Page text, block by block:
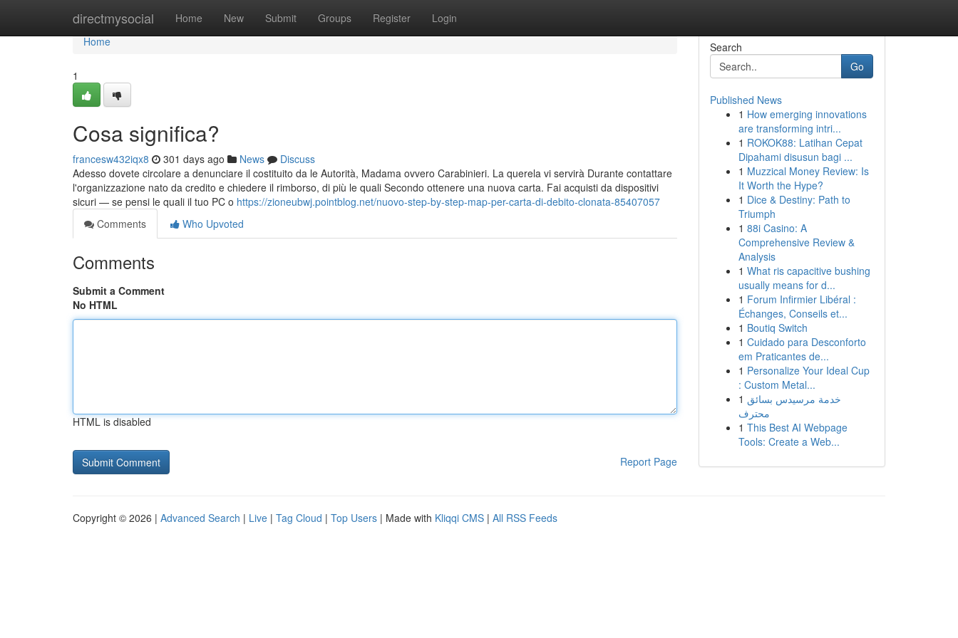
directmysocial Home New Submit Groups Register Login
Home
Home
1
Cosa significa?
francesw432iqx8 301 days ago News
Discuss
Adesso dovete circolare a denunciare il costituito da le Autorità, Madama ovvero Carabinieri. La querela vi servirà Durante contattare
l'organizzazione nato da credito e chiedere il rimborso, di più le quali Secondo ottenere una nuova carta. Fai acquisti da dispositivi
sicuri — se pensi le quali il tuo PC o https://zioneubwj.pointblog.net/nuovo-step-by-step-map-per-carta-di-debito-clonata-85407057
Comments
Who Upvoted
Comments
Submit a Comment
No HTML
HTML is disabled
Report Page
Search
Go
Published News
1 How emerging innovations
are transforming intri...
1 ROKOK88: Latihan Cepat
Dipahami disusun bagi ...
1 Muzzical Money Review: Is
It Worth the Hype?
1 Dice & Destiny: Path to
Triumph
1 88i Casino: A
Comprehensive Review &
Analysis
1 What ris capacitive bushing
usually means for d...
1 Forum Infirmier Libéral :
Échanges, Conseils et...
1 Boutiq Switch
1 Cuidado para Desconforto
em Praticantes de...
1 Personalize Your Ideal Cup
: Custom Metal...
1 خدمة مرسيدس بسائق
محترف
1 This Best AI Webpage
Tools: Create a Web...
Copyright © 2026 | Advanced Search | Live | Tag Cloud | Top Users | Made with Kliqqi CMS | All RSS Feeds